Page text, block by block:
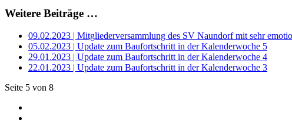
Weitere Beiträge …
09.02.2023 | Mitgliederversammlung des SV Naundorf mit sehr
05.02.2023 | Update zum Baufortschritt in der Kalenderwoche 5
29.01.2023 | Update zum Baufortschritt in der Kalenderwoche 4
22.01.2023 | Update zum Baufortschritt in der Kalenderwoche 3
Seite 5 von 8